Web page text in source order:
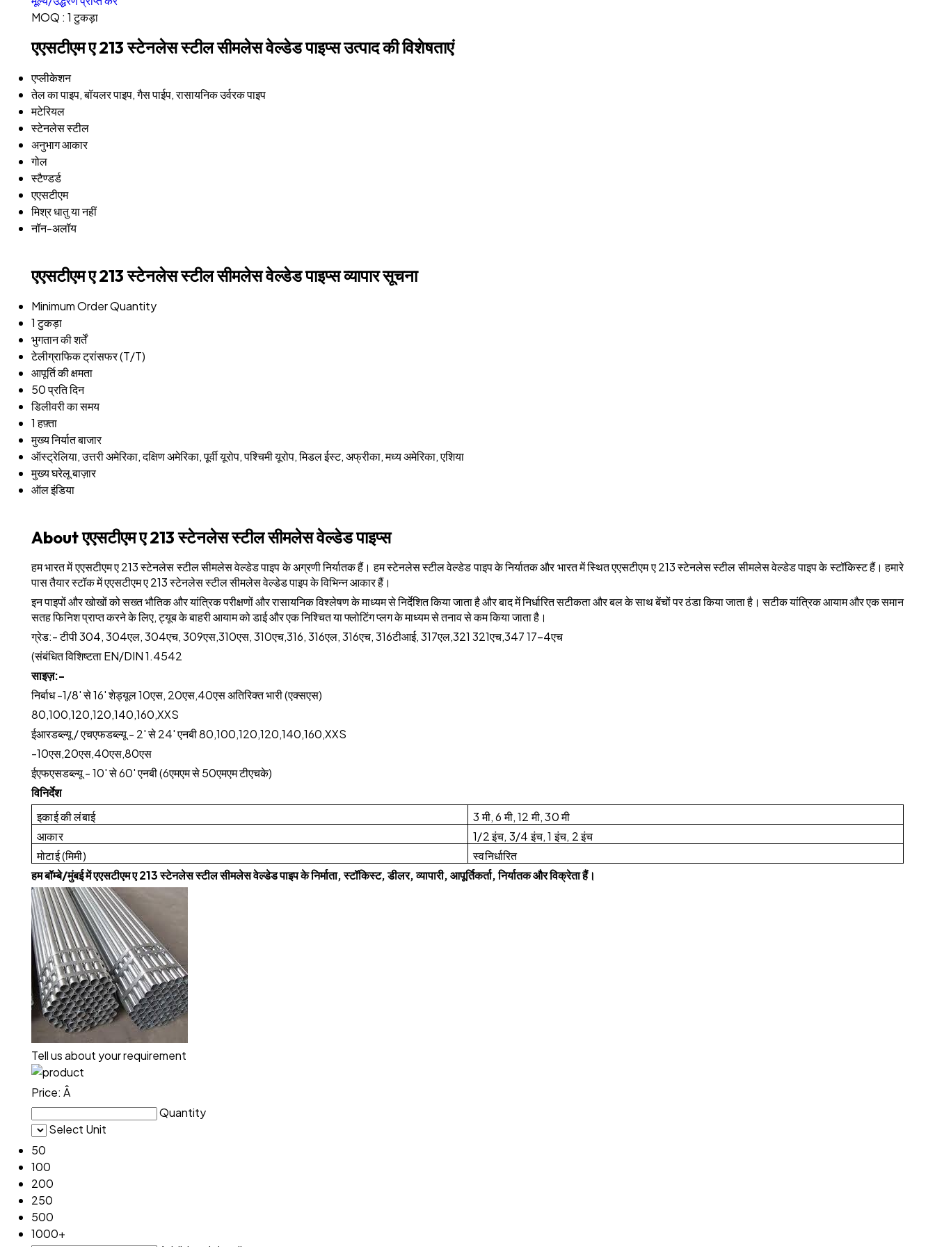
MOQ : 1 टुकड़ा
एएसटीएम ए 213 स्टेनलेस स्टील सीमलेस वेल्डेड पाइप्स उत्पाद की विशेषताएं
एप्लीकेशन
तेल का पाइप, बॉयलर पाइप, गैस पाईप, रासायनिक उर्वरक पाइप
मटेरियल
स्टेनलेस स्टील
अनुभाग आकार
गोल
स्टैण्डर्ड
एएसटीएम
मिश्र धातु या नहीं
नॉन-अलॉय
एएसटीएम ए 213 स्टेनलेस स्टील सीमलेस वेल्डेड पाइप्स व्यापार सूचना
Minimum Order Quantity
1 टुकड़ा
भुगतान की शर्तें
टेलीग्राफिक ट्रांसफर (T/T)
आपूर्ति की क्षमता
50 प्रति दिन
डिलीवरी का समय
1 हफ़्ता
मुख्य निर्यात बाजार
ऑस्ट्रेलिया, उत्तरी अमेरिका, दक्षिण अमेरिका, पूर्वी यूरोप, पश्चिमी यूरोप, मिडल ईस्ट, अफ्रीका, मध्य अमेरिका, एशिया
मुख्य घरेलू बाज़ार
ऑल इंडिया
About एएसटीएम ए 213 स्टेनलेस स्टील सीमलेस वेल्डेड पाइप्स
हम भारत में एएसटीएम ए 213 स्टेनलेस स्टील सीमलेस वेल्डेड पाइप के अग्रणी निर्यातक हैं। हम स्टेनलेस स्टील वेल्डेड पाइप के निर्यातक और भारत में स्थित एएसटीएम ए 213 स्टेनलेस स्टील सीमलेस वेल्डेड पाइप के स्टॉकिस्ट हैं। हमारे
पास तैयार स्टॉक में एएसटीएम ए 213 स्टेनलेस स्टील सीमलेस वेल्डेड पाइप के विभिन्न आकार हैं।
इन पाइपों और खोखों को सख्त भौतिक और यांत्रिक परीक्षणों और रासायनिक विश्लेषण के माध्यम से निर्देशित किया जाता है और बाद में निर्धारित सटीकता और बल के साथ बेंचों पर ठंडा किया जाता है। सटीक यांत्रिक आयाम और एक समान
सतह फिनिश प्राप्त करने के लिए, ट्यूब के बाहरी आयाम को डाई और एक निश्चित या फ्लोटिंग प्लग के माध्यम से तनाव से कम किया जाता है।
ग्रेड:- टीपी 304, 304एल, 304एच, 309एस,310एस, 310एच,316, 316एल, 316एच, 316टीआई, 317एल,321 321एच,347 17-4एच
(संबंधित विशिष्टता EN/DIN 1.4542
साइज़:-
निर्बाध -1/8' से 16' शेड्यूल 10एस, 20एस,40एस अतिरिक्त भारी (एक्सएस)
80,100,120,120,140,160,XXS
ईआरडब्ल्यू / एचएफडब्ल्यू - 2' से 24' एनबी 80,100,120,120,140,160,XXS
-10एस,20एस,40एस,80एस
ईएफएसडब्ल्यू - 10' से 60' एनबी (6एमएम से 50एमएम टीएचके)
विनिर्देश
इकाई की लंबाई
3 मी, 6 मी, 12 मी, 30 मी
आकार
1/2 इंच, 3/4 इंच, 1 इंच, 2 इंच
मोटाई (मिमी)
स्वनिर्धारित
हम बॉम्बे/मुंबई में एएसटीएम ए 213 स्टेनलेस स्टील सीमलेस वेल्डेड पाइप के निर्माता, स्टॉकिस्ट, डीलर, व्यापारी, आपूर्तिकर्ता, निर्यातक और विक्रेता हैं।
Tell us about your requirement
Price: Â
Quantity
Select Unit
50
100
200
250
500
1000+